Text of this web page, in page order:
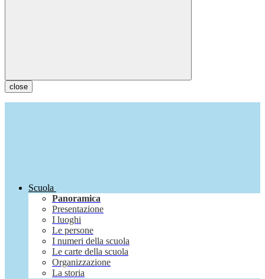
close
Scuola
Panoramica
Presentazione
I luoghi
Le persone
I numeri della scuola
Le carte della scuola
Organizzazione
La storia